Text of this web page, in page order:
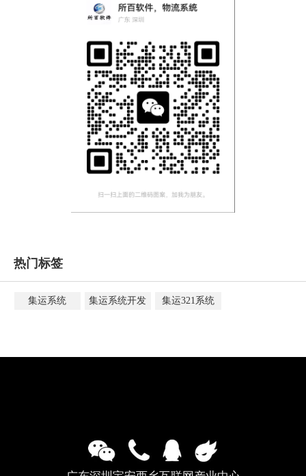
热门标签
集运系统 集运系统开发 集运321系统